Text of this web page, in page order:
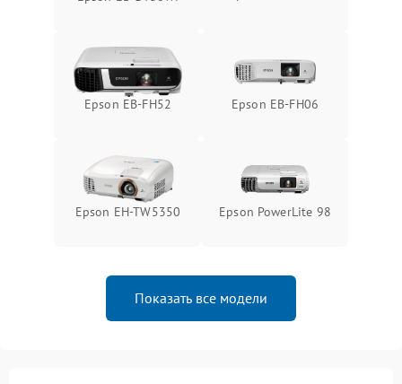
Epson EB-FH52 Epson EB-FH06
Epson EH-TW5350 Epson PowerLite 98
Показать все модели